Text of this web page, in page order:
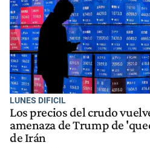
LUNES DIFICIL
Los precios del crudo
amenaza de Trump de
de Irán